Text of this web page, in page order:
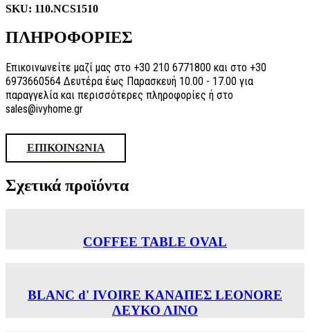
SKU: 110.NCS1510
ΠΛΗΡΟΦΟΡΙΕΣ
Επικοινωνείτε μαζί μας στο +30 210 6771800 και στο +30
6973660564 Δευτέρα έως Παρασκευή 10.00 - 17.00 για
παραγγελία και περισσότερες πληροφορίες ή στο
sales@ivyhome.gr
ΕΠΙΚΟΙΝΩΝΙΑ
Σχετικά προϊόντα
COFFEE TABLE OVAL
BLANC d' IVOIRE ΚΑΝΑΠΕΣ LEONORE
ΛΕΥΚΟ ΛΙΝΟ